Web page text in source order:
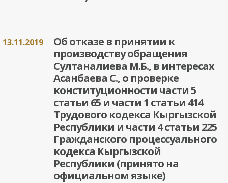
13.11.2019
Об отказе в принятии к
производству обращения
Султаналиева М.Б., в интересах
Асанбаева С., о проверке
конституционности части 5
статьи 65 и части 1 статьи 414
Трудового кодекса Кыргызской
Республики и части 4 статьи 225
Гражданского процессуального
кодекса Кыргызской
Республики (принято на
официальном языке)